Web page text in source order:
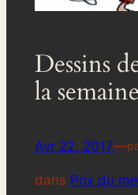
Dessins
la semaine
Avr 22, 2017—
dans Prix du